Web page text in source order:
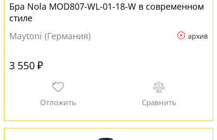
Бра Nola MOD807-WL-01-18-W в современном
стиле
Maytoni (Германия)
архив
3 550 ₽